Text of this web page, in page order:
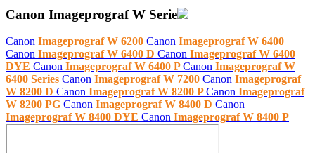
Canon Imageprograf W Serie
Canon Imageprograf W 6200 Canon Imageprograf W 6400
Canon Imageprograf W 6400 D Canon Imageprograf W 6400
DYE Canon Imageprograf W 6400 PCanon Imageprograf W
6400 Series Canon Imageprograf W 7200 Canon Imageprograf
W 8200 D Canon Imageprograf W 8200 PCanon Imageprograf
W 8200 PG Canon Imageprograf W 8400 D Canon
Imageprograf W 8400 DYE Canon Imageprograf W 8400 P